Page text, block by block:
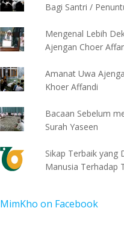
Bagi Santri /
Mengenal Lebih
Ajengan Choer
Amanat Uwa
Khoer Affandi
Bacaan Sebelum
Surah Yaseen
Sikap Terbaik yang
Manusia Terhadap
MimKho on Facebook